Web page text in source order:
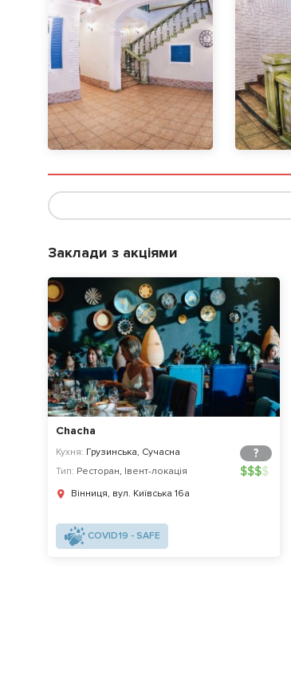
Заклади з акціями
Chacha
Кухня: Грузинська, Сучасна
Тип: Ресторан, Івент-локація
?
$$$$
Вінниця, вул. Київська 16а
COVID19 - SAFE